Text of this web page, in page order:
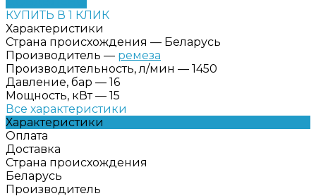
КУПИТЬ В 1 КЛИК
Характеристики
Страна происхождения — Беларусь
Производитель — ремеза
Производительность, л/мин — 1450
Давление, бар — 16
Мощность, кВт — 15
Все характеристики
Характеристики
Оплата
Доставка
Страна происхождения
Беларусь
Производитель